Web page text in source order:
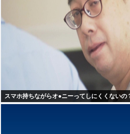
スマホ持ちながらオ●ニーってしにくくないの